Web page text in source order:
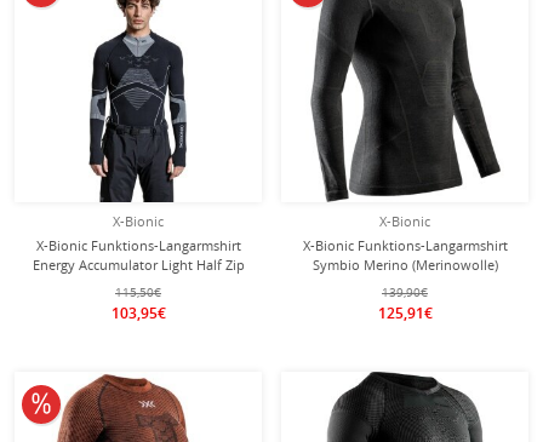
X-Bionic
X-Bionic Funktions-Langarmshirt
Energy Accumulator Light Half Zip
Unterwäsche schwarz/grau Herren
115,50€
103,95€
X-Bionic
X-Bionic Funktions-Langarmshirt
Symbio Merino (Merinowolle)
Unterwäsche schwarz Herren
139,90€
125,91€
10% reduziert